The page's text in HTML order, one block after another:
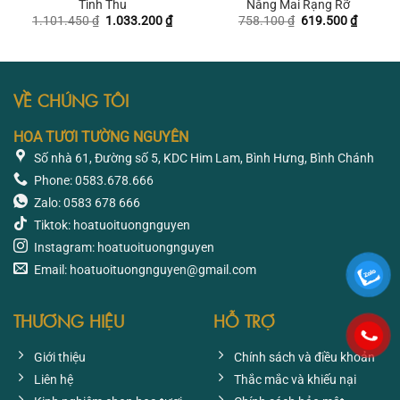
Tình Thu
1.101.450₫ Giá
1.033.200₫Giá
hiện
1.033.200 ₫.
Nắng Mai Rạng Rỡ
758.100₫ Giá
619.500₫Giá
hiện
VỀ CHÚNG TÔI
HOA TƯƠI TƯỜNG NGUYÊN
Số nhà 61, Đường số 5, KDC Him Lam, Bình Hưng, Bình Chánh
Phone: 0583.678.666
Zalo: 0583 678 666
Tiktok: hoatuoituongnguyen
Instagram: hoatuoituongnguyen
Email: hoatuoituongnguyen@gmail.com
THƯƠNG HIỆU
Giới thiệu
Liên hệ
HỖ TRỢ
Chính sách và điều khoản
Thắc mắc và khiếu nại